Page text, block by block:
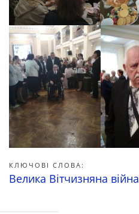
КЛЮЧОВІ СЛОВА:
Велика Вітчизняна війна